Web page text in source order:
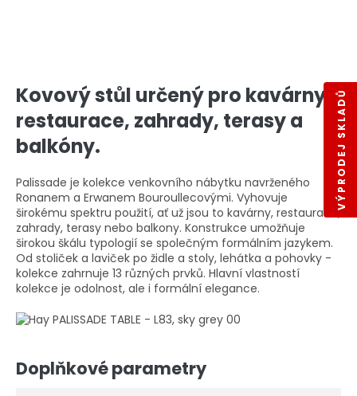
Kovový stůl určený pro kavárny,
restaurace, zahrady, terasy a
balkóny.
Palissade je kolekce venkovního nábytku navrženého
Ronanem a Erwanem Bouroullecovými. Vyhovuje
širokému spektru použití, ať už jsou to kavárny, restaurace,
zahrady, terasy nebo balkony. Konstrukce umožňuje
širokou škálu typologií se společným formálním jazykem.
Od stoliček a laviček po židle a stoly, lehátka a pohovky -
kolekce zahrnuje 13 různých prvků. Hlavní vlastností
kolekce je odolnost, ale i formální elegance.
Doplňkové parametry
VÝPRODEJ SKLADŮ